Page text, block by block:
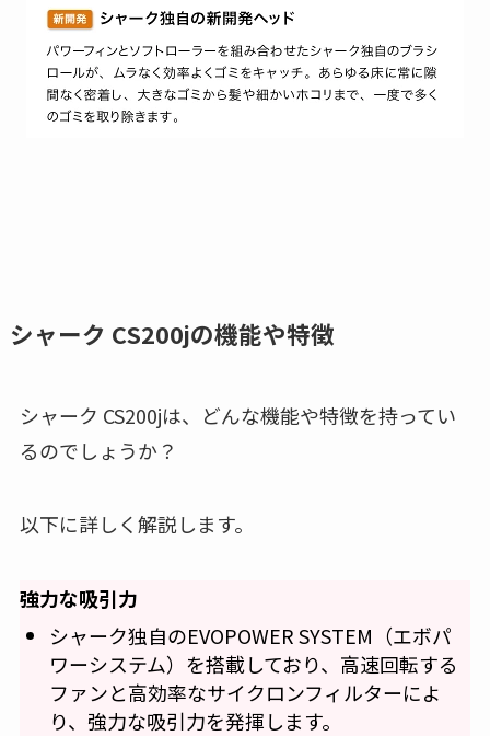
シャーク CS200jの機能や特徴
シャーク CS200jは、どんな機能や特徴を持ってい
るのでしょうか？
以下に詳しく解説します。
強力な吸引力
シャーク独自のEVOPOWER SYSTEM（エボパ
ワーシステム）を搭載しており、高速回転する
ファンと高効率なサイクロンフィルターによ
り、強力な吸引力を発揮します。